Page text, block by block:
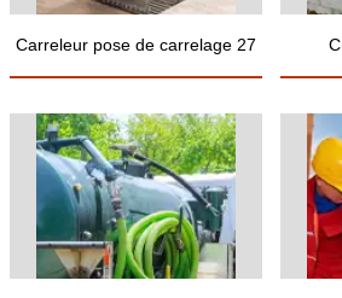
Carreleur pose de carrelage 27